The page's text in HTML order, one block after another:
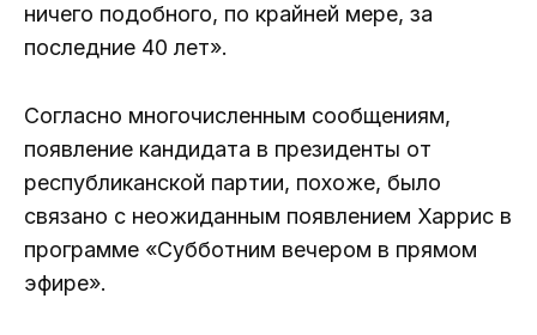
ничего подобного, по крайней мере, за
последние 40 лет».
Согласно многочисленным сообщениям,
появление кандидата в президенты от
республиканской партии, похоже, было
связано с неожиданным появлением Харрис в
программе «Субботним вечером в прямом
эфире».